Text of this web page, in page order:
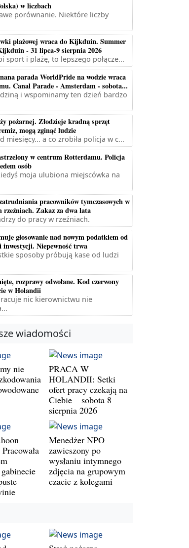
w liczbach
porównanie. Niektóre liczby
plażowej wraca do Kijkduin. Summer
- 31 lipca-9 sierpnia 2026
sport i plażę, to lepszego połącze...
parada WorldPride na wodzie wraca
Canal Parade - Amsterdam - sobota...
i wspominamy ten dzień bardzo
pożarnej. Złodzieje kradną sprzęt
mogą zginąć ludzie
miesięcy... a co zrobiła policja w c...
w centrum Rotterdamu. Policja
osób
moja ulubiona miejscówka na
pracowników tymczasowych w
rzeźniach. Zakaz za dwa lata
do pracy w rzeźniach.
głosowanie nad nowym podatkiem od
inwestycji. Niepewność trwa
sposoby próbują kase od ludzi
rozprawy odwołane. Kod czerwony
w Holandii
nic kierownictwu nie
wiadomości
nie
PRACA W
HOLANDII: Setki
ofert pracy czekają na
Ciebie – sobota 8
sierpnia 2026
Menedżer NPO
zawieszony po
wysłaniu intymnego
zdjęcia na grupowym
czacie z kolegami